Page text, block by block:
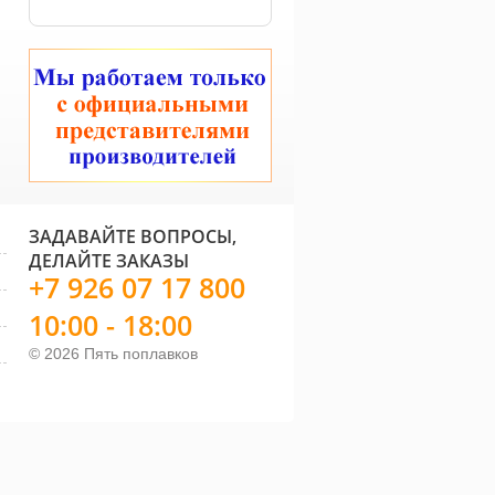
© 2026 Пять поплавков
ЗАДАВАЙТЕ ВОПРОСЫ,
ДЕЛАЙТЕ ЗАКАЗЫ
+7 926 07 17 800
10:00 - 18:00